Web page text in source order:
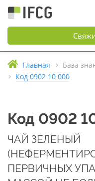
Главная База
Код 0902 10 000
Код 0902
ЧАЙ ЗЕЛЕНЫЙ
ПЕРВИЧНЫХ